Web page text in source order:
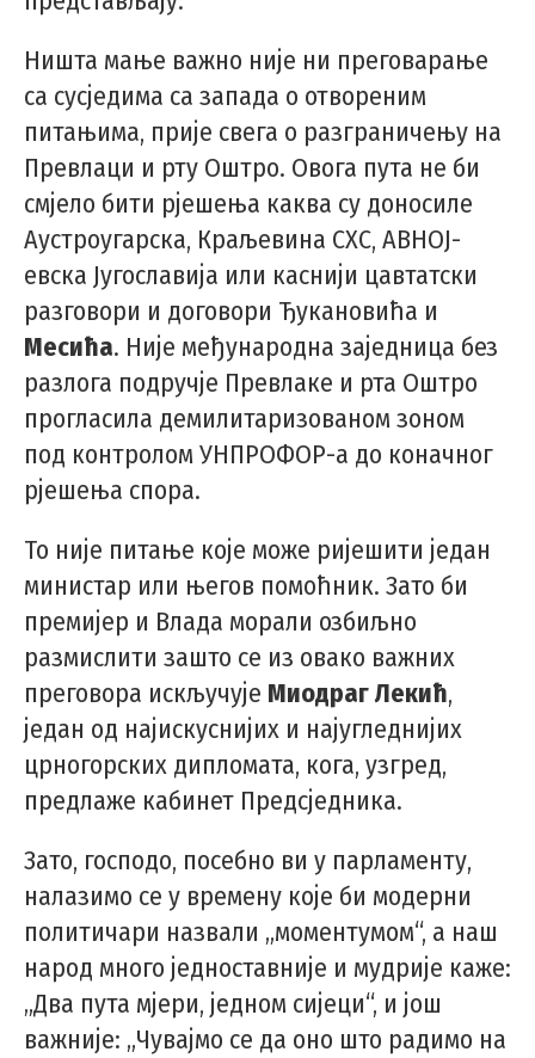
Ништа мање важно није ни преговарање
са сусједима са запада о отвореним
питањима, прије свега о разграничењу на
Превлаци и рту Оштро. Овога пута не би
смјело бити рјешења каква су доносиле
Аустроугарска, Краљевина СХС, АВНОЈ-
евска Југославија или каснији цавтатски
разговори и договори Ђукановића и
Месића. Није међународна заједница без
разлога подручје Превлаке и рта Оштро
прогласила демилитаризованом зоном
под контролом УНПРОФОР-а до коначног
рјешења спора.
То није питање које може ријешити један
министар или његов помоћник. Зато би
премијер и Влада морали озбиљно
размислити зашто се из овако важних
преговора искључује Миодраг Лекић,
један од најискуснијих и најугледнијих
црногорских дипломата, кога, узгред,
предлаже кабинет Предсједника.
Зато, господо, посебно ви у парламенту,
налазимо се у времену које би модерни
политичари назвали „моментумом“, а наш
народ много једноставније и мудрије каже:
„Два пута мјери, једном сијеци“, и још
важније: „Чувајмо се да оно што радимо на